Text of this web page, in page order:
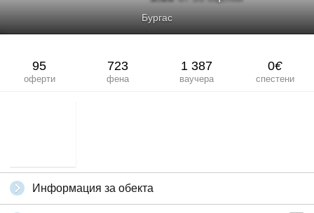
Бургас
95
оферти
723
фена
1 387
ваучера
0€
спестени
Информация за обекта